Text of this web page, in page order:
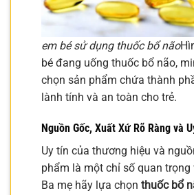
em bé sử dụng thuốc bổ não
bé đang uống thuốc bổ não,
chọn sản phẩm chứa thành
lành tính và an toàn cho trẻ.
Nguồn Gốc, Xuất Xứ Rõ Ràng và
Uy tín của thương hiệu và
phẩm là một chỉ số quan trọng
Ba mẹ hãy lựa chọn thuốc bổ